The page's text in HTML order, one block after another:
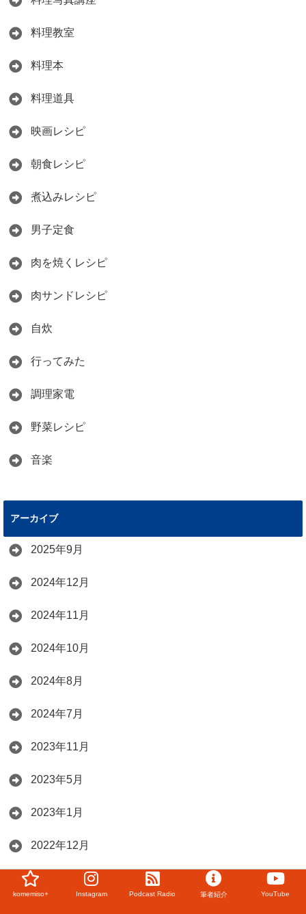
料理教室
料理本
料理道具
映画レシピ
朝食レシピ
煮込みレシピ
男子定食
肉を焼くレシピ
肉サンドレシピ
自炊
行ってみた
調理家電
野菜レシピ
音楽
アーカイブ
2025年9月
2024年12月
2024年11月
2024年10月
2024年8月
2024年7月
2023年11月
2023年5月
2023年1月
2022年12月
2022年11月
komemiso+ Instagram Podcast Radio 筆者紹介 YouTube